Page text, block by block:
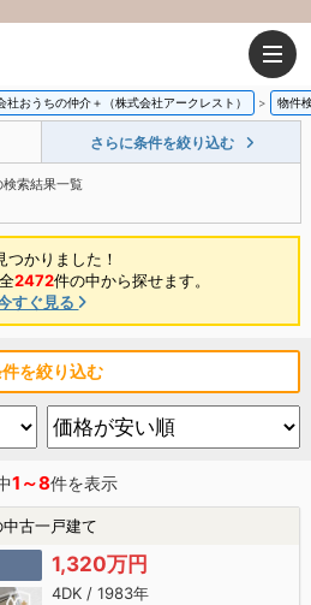
おうちの仲介＋（株式会社アークレスト） 物件
さらに条件を絞り込む
索結果一覧
つかりました！
2472件の中から探せます。
すぐ見る
を絞り込む
1～8件を表示
古一戸建て
1,320万円
4DK / 1983年